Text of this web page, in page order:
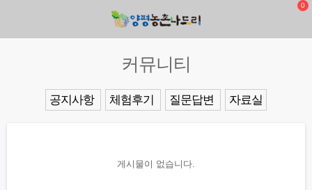
0
커뮤니티
공지사항 체험후기 질문답변 자료실
게시물이 없습니다.